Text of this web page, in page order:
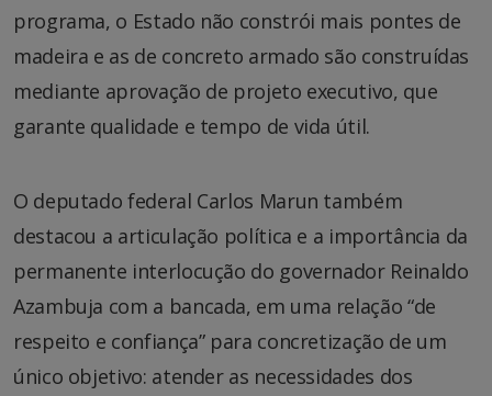
programa, o Estado não constrói mais pontes de
madeira e as de concreto armado são construídas
mediante aprovação de projeto executivo, que
garante qualidade e tempo de vida útil.
O deputado federal Carlos Marun também
destacou a articulação política e a importância da
permanente interlocução do governador Reinaldo
Azambuja com a bancada, em uma relação “de
respeito e confiança” para concretização de um
único objetivo: atender as necessidades dos